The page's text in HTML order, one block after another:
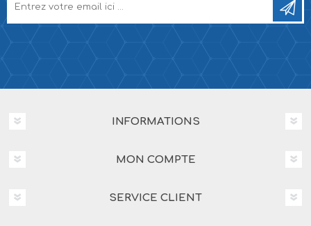
INFORMATIONS
MON COMPTE
SERVICE CLIENT